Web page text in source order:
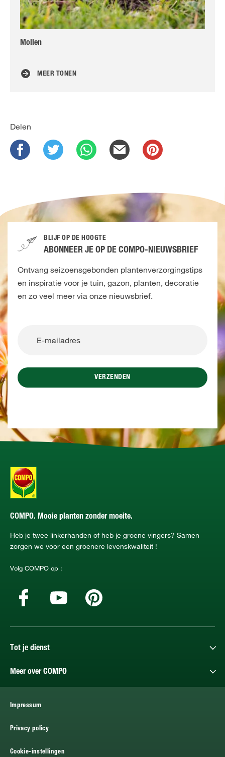
Mollen
MEER TONEN
Delen
BLIJF OP DE HOOGTE
ABONNEER JE OP DE COMPO-NIEUWSBRIEF
Ontvang seizoensgebonden plantenverzorgingstips
en inspiratie voor je tuin, gazon, planten, decoratie
en zo veel meer via onze nieuwsbrief.
VERZENDEN
COMPO. Mooie planten zonder moeite.
Heb je twee linkerhanden of heb je groene vingers? Samen
zorgen we voor een groenere levenskwaliteit !
Volg COMPO op :
Tot je dienst
Meer over COMPO
Impressum
Privacy policy
Cookie-instellingen